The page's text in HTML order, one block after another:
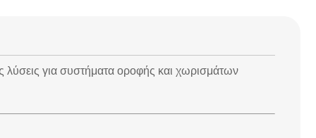
λύσεις για συστήματα οροφής και χωρισμάτων